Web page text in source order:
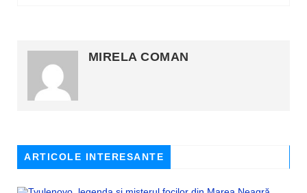
MIRELA COMAN
ARTICOLE INTERESANTE